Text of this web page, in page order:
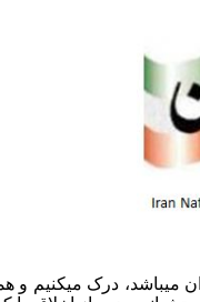
درک میکنیم و